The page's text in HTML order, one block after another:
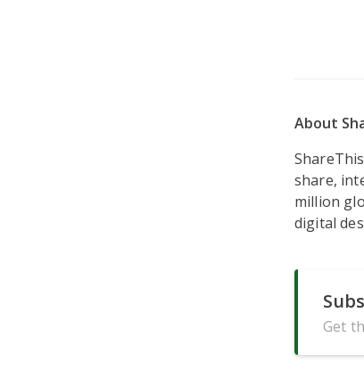
About
share,
million
digital
Get